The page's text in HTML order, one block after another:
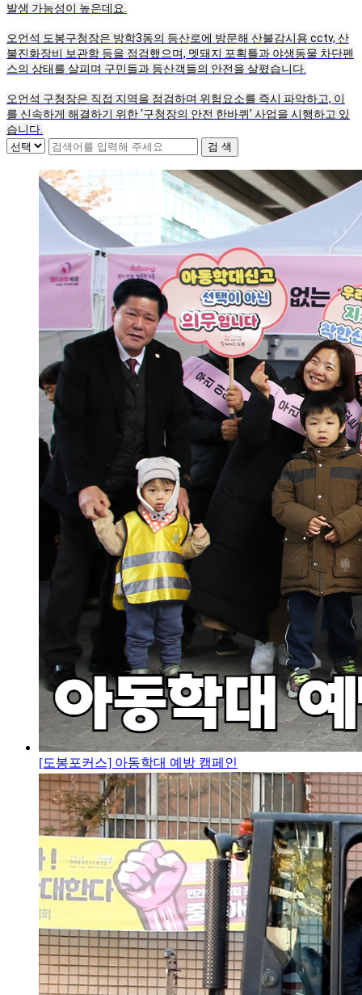
발생 가능성이 높은데요.
오언석 도봉구청장은 방학3동의 등산로에 방문해 산불감시용 cctv, 산
불진화장비 보관함 등을 점검했으며, 멧돼지 포획틀과 야생동물 차단펜
스의 상태를 살피며 구민들과 등산객들의 안전을 살폈습니다.
오언석 구청장은 직접 지역을 점검하며 위험요소를 즉시 파악하고, 이
를 신속하게 해결하기 위한 ‘구청장의 안전 한바퀴’ 사업을 시행하고 있
습니다.
[도봉포커스] 아동학대 예방 캠페인